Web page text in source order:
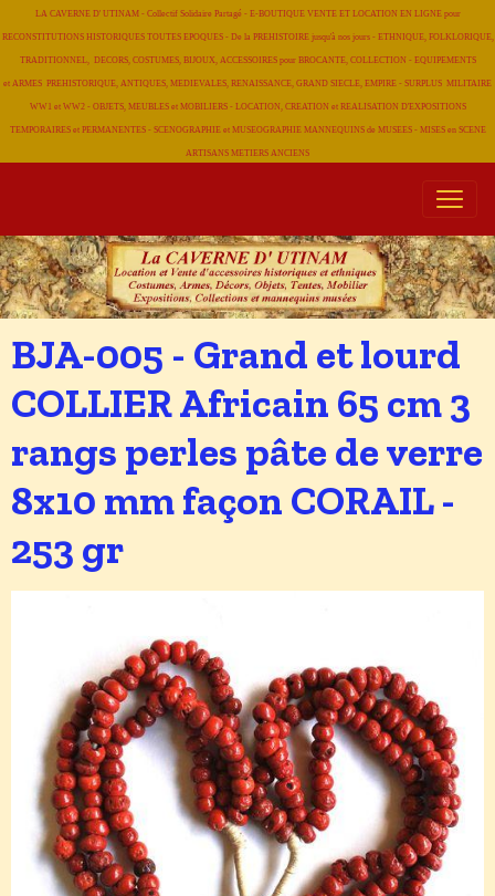
LA CAVERNE D' UTINAM - Collectif Solidaire Partagé - E-BOUTIQUE VENTE ET LOCATION EN LIGNE pour
RECONSTITUTIONS HISTORIQUES TOUTES EPOQUES - De la PREHISTOIRE jusqu'à nos jours - ETHNIQUE, FOLKLORIQUE,
TRADITIONNEL, DECORS, COSTUMES, BIJOUX, ACCESSOIRES pour BROCANTE, COLLECTION - EQUIPEMENTS
et ARMES PREHISTORIQUE, ANTIQUES, MEDIEVALES, RENAISSANCE, GRAND SIECLE, EMPIRE - SURPLUS MILITAIRE
WW1 et WW2 - OBJETS, MEUBLES et MOBILIERS - LOCATION, CREATION et REALISATION D'EXPOSITIONS
TEMPORAIRES et PERMANENTES - SCENOGRAPHIE et MUSEOGRAPHIE MANNEQUINS de MUSEES - MISES en SCENE
ARTISANS METIERS ANCIENS
BJA-005 - Grand et lourd
COLLIER Africain 65 cm 3
rangs perles pâte de verre
8x10 mm façon CORAIL -
253 gr